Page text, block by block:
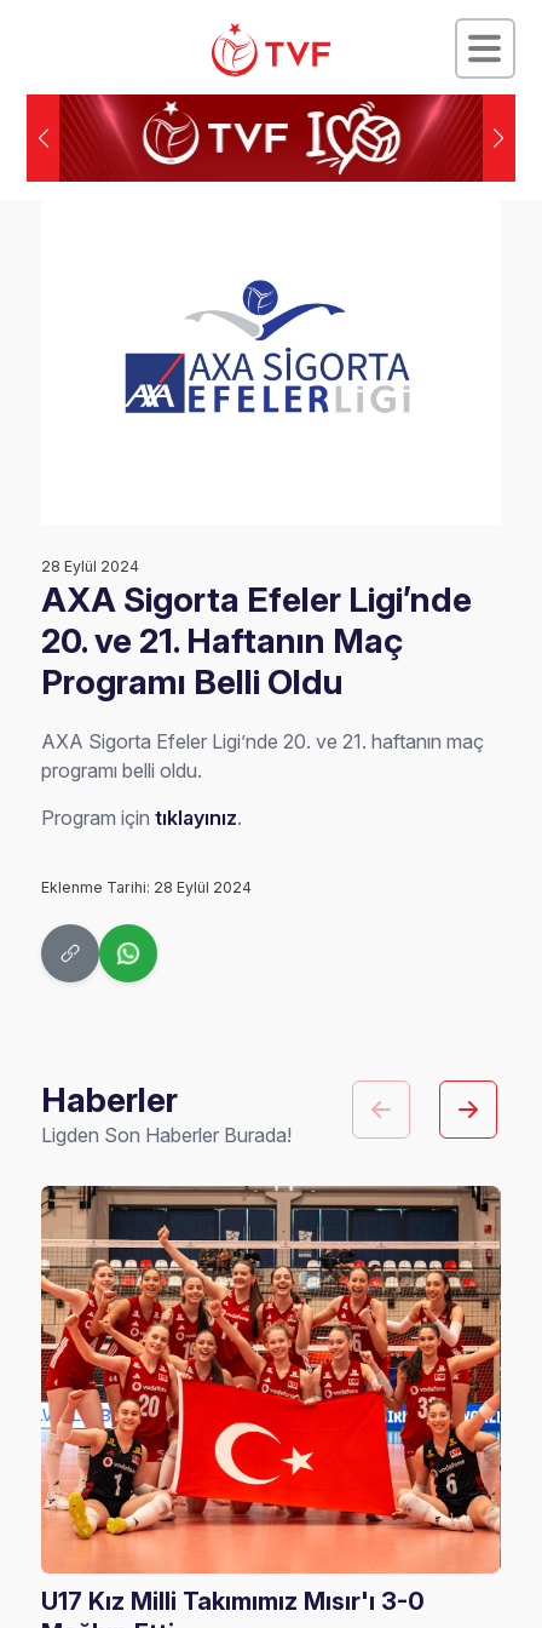
28 Eylül 2024
AXA Sigorta Efeler Ligi’nde
20. ve 21. Haftanın Maç
Programı Belli Oldu
AXA Sigorta Efeler Ligi’nde 20. ve 21. haftanın maç
programı belli oldu.
Program içintıklayınız.
Eklenme Tarihi: 28 Eylül 2024
Haberler
Ligden Son Haberler Burada!
U17 Kız Milli Takımımız Mısır'ı 3-0